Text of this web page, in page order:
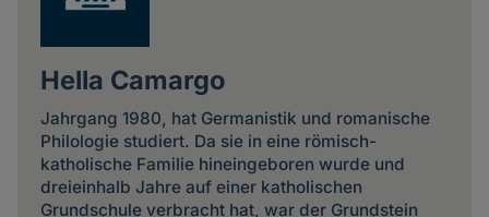
Hella Camargo
Jahrgang 1980, hat Germanistik und romanische
Philologie studiert. Da sie in eine römisch-
katholische Familie hineingeboren wurde und
dreieinhalb Jahre auf einer katholischen
Grundschule verbracht hat, war der Grundstein